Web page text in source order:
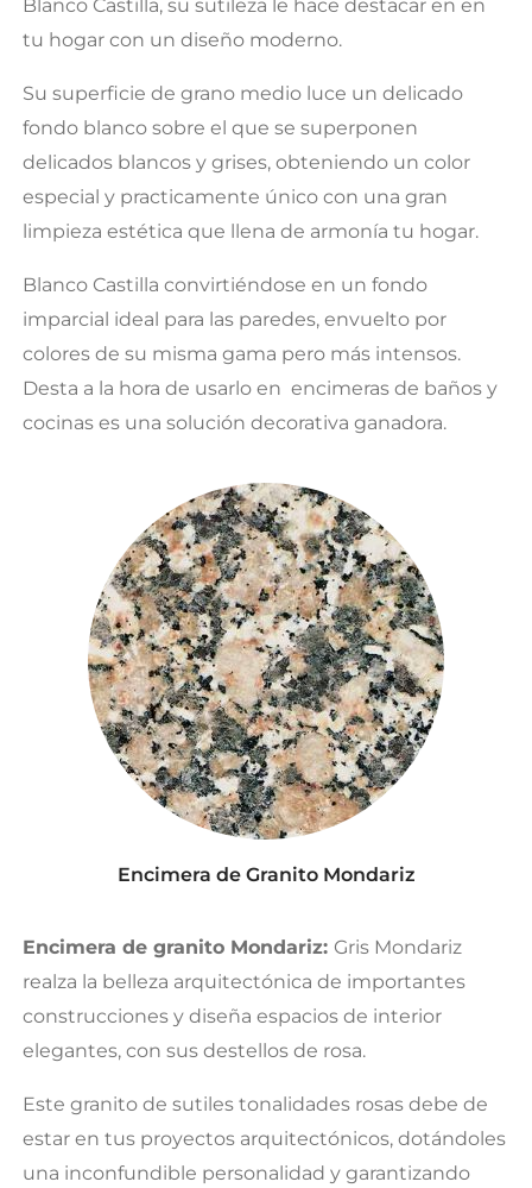
Blanco Castilla, su sutileza le hace destacar en en
tu hogar con un diseño moderno.
Su superficie de grano medio luce un delicado
fondo blanco sobre el que se superponen
delicados blancos y grises, obteniendo un color
especial y practicamente único con una gran
limpieza estética que llena de armonía tu hogar.
Blanco Castilla convirtiéndose en un fondo
imparcial ideal para las paredes, envuelto por
colores de su misma gama pero más intensos.
Desta a la hora de usarlo en encimeras de baños y
cocinas es una solución decorativa ganadora.
Encimera de Granito Mondariz
Encimera de granito Mondariz: Gris Mondariz
realza la belleza arquitectónica de importantes
construcciones y diseña espacios de interior
elegantes, con sus destellos de rosa.
Este granito de sutiles tonalidades rosas debe de
estar en tus proyectos arquitectónicos, dotándoles
una inconfundible personalidad y garantizando